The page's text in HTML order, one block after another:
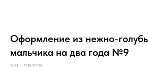
Оформление из нежно-
мальчика на два года №9